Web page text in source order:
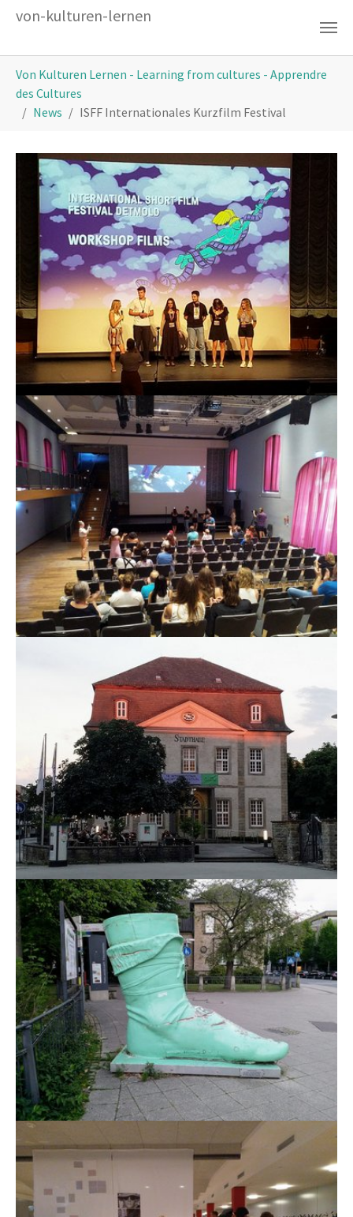
Zum Hauptinhalt springen
von-kulturen-lernen
Von Kulturen Lernen - Learning from cultures - Apprendre
des Cultures
News
ISFF Internationales Kurzfilm Festival